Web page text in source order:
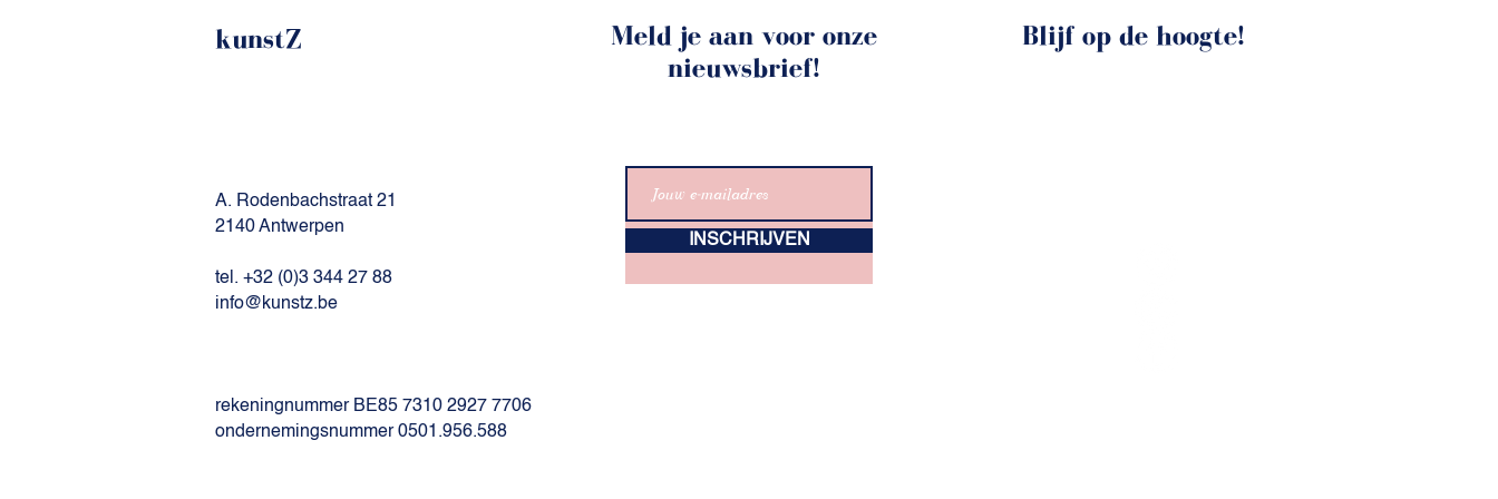
kunstZ
A. Rodenbachstraat 21
2140 Antwerpen
tel. +32 (0)3 344 27 88
info@kunstz.be
rekeningnummer BE85 7310 2927 7706
ondernemingsnummer 0501.956.588
Meld je aan voor onze
nieuwsbrief!
INSCHRIJVEN
Blijf op de hoogte!